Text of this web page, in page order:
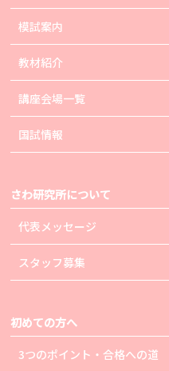
模試案内
教材紹介
講座会場一覧
国試情報
さわ研究所について
代表メッセージ
スタッフ募集
初めての方へ
3つのポイント・合格への道